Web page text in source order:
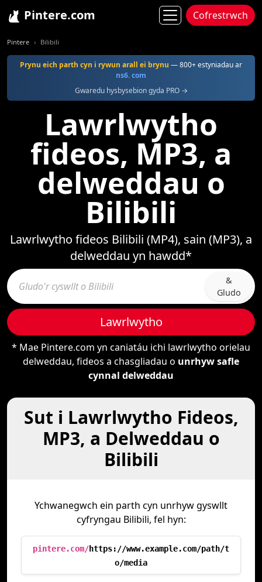
Pintere.com Cofrestrwch
Pintere Bilibili
Prynu eich parth cyn i rywun arall ei brynu — 800+ estyniadau ar
ns6. com
Gwaredu hysbysebion gyda PRO →
Lawrlwytho
fideos, MP3, a
delweddau o
Bilibili
Lawrlwytho fideos Bilibili (MP4), sain (MP3), a
delweddau yn hawdd*
&
Gludo
Lawrlwytho
* Mae Pintere.com yn caniatáu ichi lawrlwytho orielau
delweddau, fideos a chasgliadau o unrhyw safle
cynnal delweddau
Sut i Lawrlwytho Fideos,
MP3, a Delweddau o
Bilibili
Ychwanegwch ein parth cyn unrhyw gyswllt
cyfryngau Bilibili, fel hyn:
pintere.com/https://www.example.com/path/t
o/media